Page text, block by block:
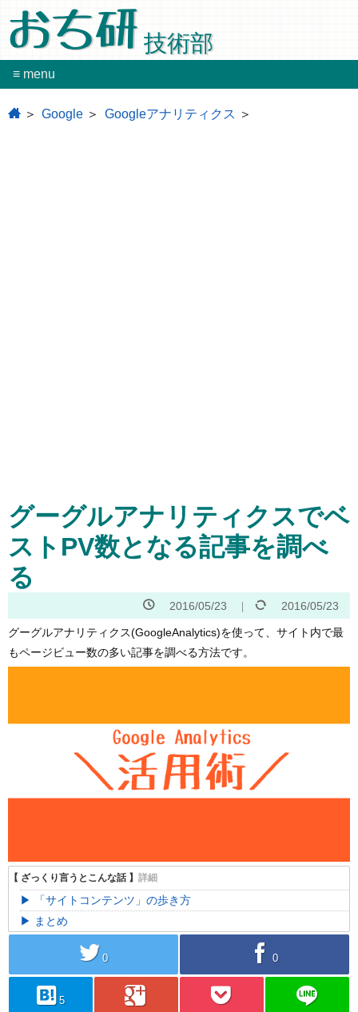
おち研
技術部
≡ menu
home Google Googleアナリティクス
グーグルアナリティクスでベ
ストPV数となる記事を調べ
る
2016/05/23 2016/05/23
グーグルアナリティクス(GoogleAnalytics)を使って、サイト内で最
もページビュー数の多い記事を調べる方法です。
「サイトコンテンツ」の歩き方
まとめ
twitter 0 facebook 0
hatebu 5 googleplus pocket line